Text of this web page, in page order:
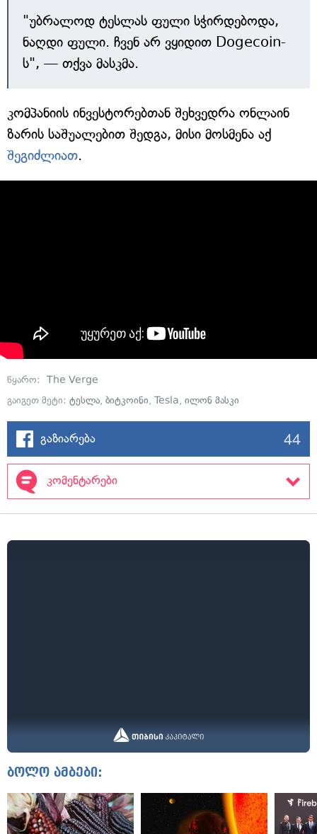
"უბრალოდ ტესლას ფული სჭირდებოდა,
ნაღდი ფული. ჩვენ არ ვყიდით Dogecoin-
ს", — თქვა მასკმა.
კომპანიის ინვესტორებთან შეხვედრა ონლაინ
ზარის საშუალებით შედგა, მისი მოსმენა აქ
შეგიძლიათ.
წყარო: The Verge
გაიგეთ მეტი: ტესლა, ბიტკოინი, Tesla, ილონ მასკი
გაზიარება 44
კომენტარები
ბოლო ამბები: